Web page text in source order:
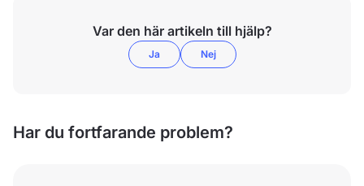
Var den här artikeln till hjälp?
Ja Nej
Har du fortfarande problem?